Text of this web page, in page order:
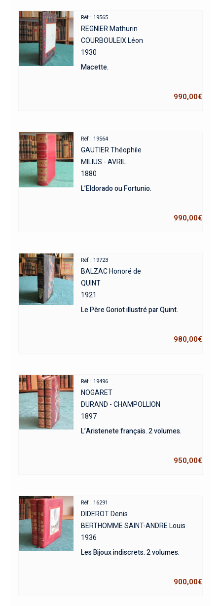
Réf : 19565
REGNIER Mathurin
COURBOULEIX Léon
1930
Macette.
990,00€
Réf : 19564
GAUTIER Théophile
MILIUS - AVRIL
1880
L’Eldorado ou Fortunio.
990,00€
Réf : 19723
BALZAC Honoré de
QUINT
1921
Le Père Goriot illustré par Quint.
980,00€
Réf : 19496
NOGARET
DURAND - CHAMPOLLION
1897
L’Aristenete français. 2 volumes.
950,00€
Réf : 16291
DIDEROT Denis
BERTHOMME SAINT-ANDRE Louis
1936
Les Bijoux indiscrets. 2 volumes.
900,00€